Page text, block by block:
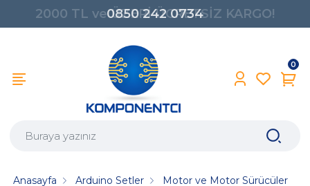
0850 242 0734
0
Anasayfa Arduino Setler
Motor ve Motor Sürücüler